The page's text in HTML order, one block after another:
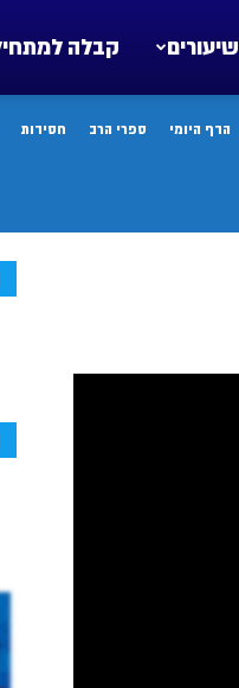
קבלה שיעורים
הדף היומי ספרי הרב חסידות